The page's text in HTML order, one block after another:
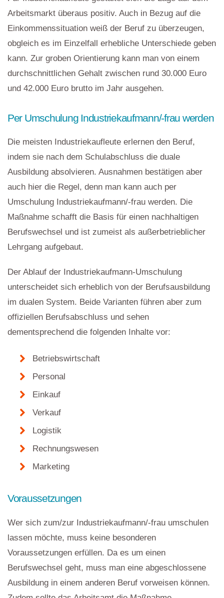
Arbeitsmarkt überaus positiv. Auch in Bezug auf die
Einkommenssituation weiß der Beruf zu überzeugen,
obgleich es im Einzelfall erhebliche Unterschiede geben
kann. Zur groben Orientierung kann man von einem
durchschnittlichen Gehalt zwischen rund 30.000 Euro
und 42.000 Euro brutto im Jahr ausgehen.
Per Umschulung Industriekaufmann/-frau werden
Die meisten Industriekaufleute erlernen den Beruf,
indem sie nach dem Schulabschluss die duale
Ausbildung absolvieren. Ausnahmen bestätigen aber
auch hier die Regel, denn man kann auch per
Umschulung Industriekaufmann/-frau werden. Die
Maßnahme schafft die Basis für einen nachhaltigen
Berufswechsel und ist zumeist als außerbetrieblicher
Lehrgang aufgebaut.
Der Ablauf der Industriekaufmann-Umschulung
unterscheidet sich erheblich von der Berufsausbildung
im dualen System. Beide Varianten führen aber zum
offiziellen Berufsabschluss und sehen
dementsprechend die folgenden Inhalte vor:
Betriebswirtschaft
Personal
Einkauf
Verkauf
Logistik
Rechnungswesen
Marketing
Voraussetzungen
Wer sich zum/zur Industriekaufmann/-frau umschulen
lassen möchte, muss keine besonderen
Voraussetzungen erfüllen. Da es um einen
Berufswechsel geht, muss man eine abgeschlossene
Ausbildung in einem anderen Beruf vorweisen können.